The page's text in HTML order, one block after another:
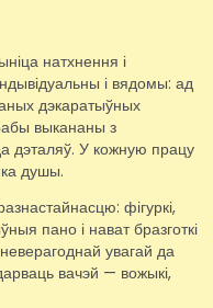
натхнення і
і вядомы: ад
дэкаратыўных
выкананы з
дэталяў. У кожную працу
душы.
фігуркі,
пано і нават бразготкі
увагай да
вачэй — вожыкі,